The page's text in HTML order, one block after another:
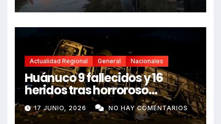
Actualidad Regional General Nacionales
Huánuco 9 fallecidos y 16
heridos tras horroroso
despiste de bus Real Chancas
que impactó contra vivienda
17 JUNIO, 2026 NO HAY COMENTARIOS